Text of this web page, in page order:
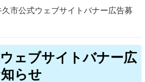
久市公式ウェブサイトバナー広告募
ェブサイトバナー広
らせ